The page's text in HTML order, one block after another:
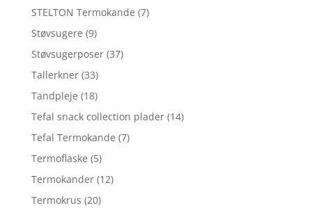
STELTON Termokande (7)
Støvsugere (9)
Støvsugerposer (37)
Tallerkner (33)
Tandpleje (18)
Tefal snack collection plader (14)
Tefal Termokande (7)
Termoflaske (5)
Termokander (12)
Termokrus (20)